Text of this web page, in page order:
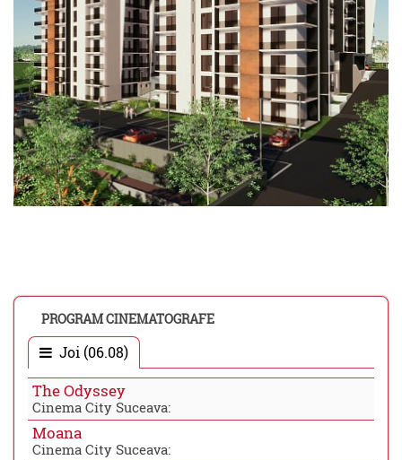
PROGRAM CINEMATOGRAFE
Joi (06.08)
The Odyssey
Cinema City Suceava:
Moana
Cinema City Suceava: